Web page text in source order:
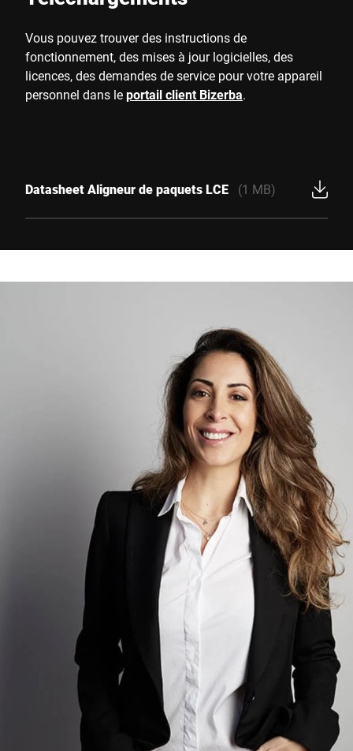
Vous pouvez trouver des instructions de
fonctionnement, des mises à jour logicielles, des
licences, des demandes de service pour votre appareil
personnel dans leportail client Bizerba.
Datasheet Aligneur de paquets LCE (1 MB)